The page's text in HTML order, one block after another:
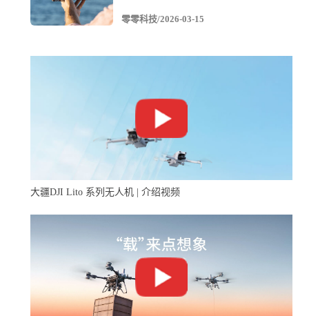
Phantom 4 RTK结合PC地面站专业版软件，提供一体化高
与后处理需求，并支持第三方建图软件，满足多种任务场
景下的作业后处理需求。
在测绘、农业、巡检等多个领域，Phantom 4 RTK都可大显
身手，提供高精度、专业级解决方案。 在植保作业中，
再使用PC GS PRO软件获取农田的实况图像，快速现场建
图。以实图信息为基础，植保人员能合理规划植保任务、
导入植保机开展自动作业，从而提升从规划到作业的工作
零零科技/2026-03-15
大疆DJI Lito 系列无人机 | 介绍视频